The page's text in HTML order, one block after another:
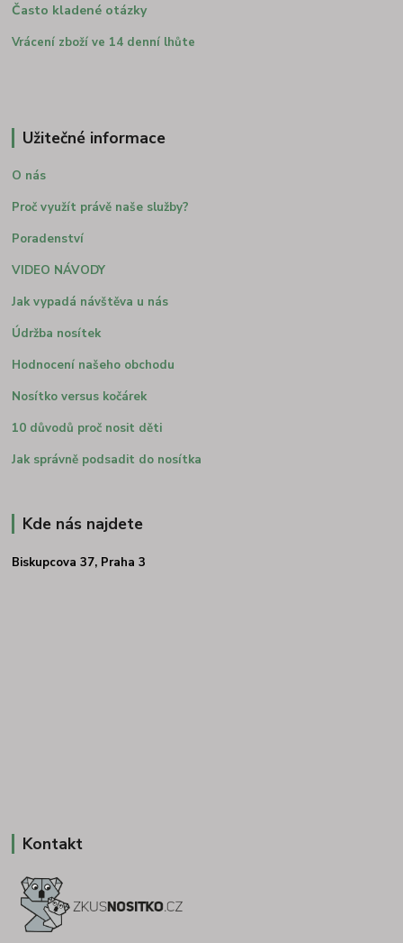
Často kladené otázky
Vrácení zboží ve 14 denní lhůte
Užitečné informace
O nás
Proč využít právě naše služby?
Poradenství
VIDEO NÁVODY
Jak vypadá návštěva u nás
Údržba nosítek
Hodnocení našeho obchodu
Nosítko versus kočárek
10 důvodů proč nosit děti
Jak správně podsadit do nosítka
Kde nás najdete
Biskupcova 37, Praha 3
Kontakt